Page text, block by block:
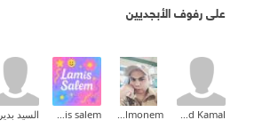
على رفوف الأبجديين
Ahmed Kamal
Waled Abd Elmonem
lamis salem السيد بدير